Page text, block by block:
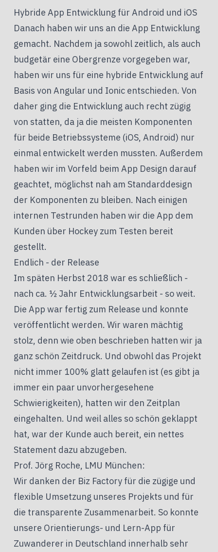
Hybride App Entwicklung für Android und iOS
Danach haben wir uns an die App Entwicklung
gemacht. Nachdem ja sowohl zeitlich, als auch
budgetär eine Obergrenze vorgegeben war,
haben wir uns für eine hybride Entwicklung auf
Basis von Angular und Ionic entschieden. Von
daher ging die Entwicklung auch recht zügig
von statten, da ja die meisten Komponenten
für beide Betriebssysteme (iOS, Android) nur
einmal entwickelt werden mussten. Außerdem
haben wir im Vorfeld beim App Design darauf
geachtet, möglichst nah am Standarddesign
der Komponenten zu bleiben. Nach einigen
internen Testrunden haben wir die App dem
Kunden über Hockey zum Testen bereit
gestellt.
Endlich - der Release
Im späten Herbst 2018 war es schließlich -
nach ca. ½ Jahr Entwicklungsarbeit - so weit.
Die App war fertig zum Release und konnte
veröffentlicht werden. Wir waren mächtig
stolz, denn wie oben beschrieben hatten wir ja
ganz schön Zeitdruck. Und obwohl das Projekt
nicht immer 100% glatt gelaufen ist (es gibt ja
immer ein paar unvorhergesehene
Schwierigkeiten), hatten wir den Zeitplan
eingehalten. Und weil alles so schön geklappt
hat, war der Kunde auch bereit, ein nettes
Statement dazu abzugeben.
Prof. Jörg Roche, LMU München:
Wir danken der Biz Factory für die zügige und
flexible Umsetzung unseres Projekts und für
die transparente Zusammenarbeit. So konnte
unsere Orientierungs- und Lern-App für
Zuwanderer in Deutschland innerhalb sehr